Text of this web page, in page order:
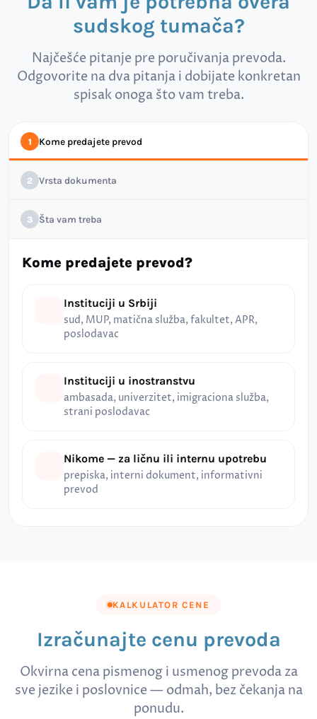
sudskog tumača?
Najčešće pitanje pre poručivanja prevoda.
Odgovorite na dva pitanja i dobijate konkretan
spisak onoga što vam treba.
1 Kome predajete prevod
2 Vrsta dokumenta
3 Šta vam treba
Kome predajete prevod?
Instituciji u Srbiji
sud, MUP, matična služba, fakultet, APR,
poslodavac
Instituciji u inostranstvu
ambasada, univerzitet, imigraciona služba,
strani poslodavac
Nikome — za ličnu ili internu upotrebu
prepiska, interni dokument, informativni
prevod
KALKULATOR CENE
Izračunajte cenu prevoda
Okvirna cena pismenog i usmenog prevoda za
sve jezike i poslovnice — odmah, bez čekanja na
ponudu.